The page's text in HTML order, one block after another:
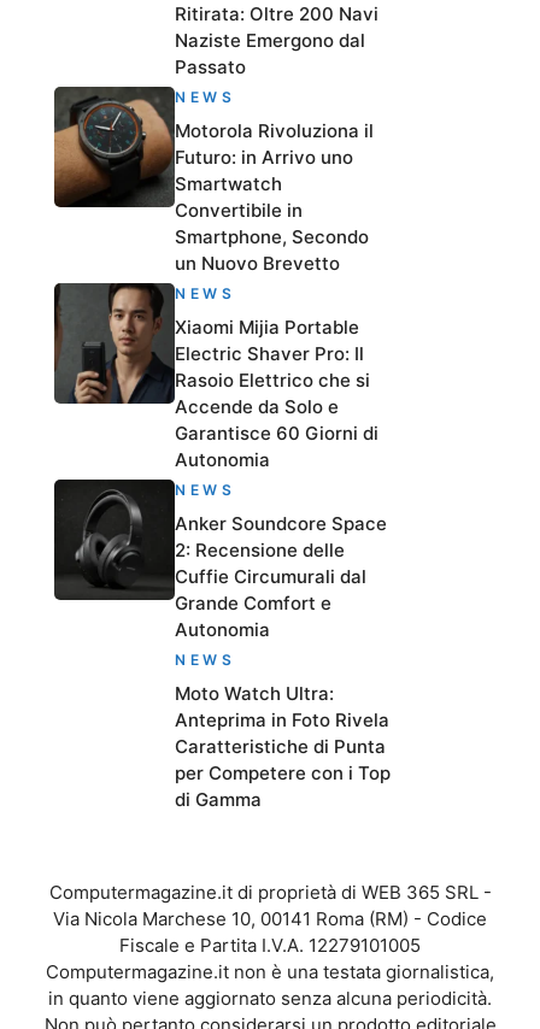
Ritirata: Oltre 200 Navi
Naziste Emergono dal
Passato
NEWS
Motorola Rivoluziona il
Futuro: in Arrivo uno
Smartwatch
Convertibile in
Smartphone, Secondo
un Nuovo Brevetto
NEWS
Xiaomi Mijia Portable
Electric Shaver Pro: Il
Rasoio Elettrico che si
Accende da Solo e
Garantisce 60 Giorni di
Autonomia
NEWS
Anker Soundcore Space
2: Recensione delle
Cuffie Circumurali dal
Grande Comfort e
Autonomia
NEWS
Moto Watch Ultra:
Anteprima in Foto Rivela
Caratteristiche di Punta
per Competere con i Top
di Gamma
Computermagazine.it di proprietà di WEB 365 SRL -
Via Nicola Marchese 10, 00141 Roma (RM) - Codice
Fiscale e Partita I.V.A. 12279101005
Computermagazine.it non è una testata giornalistica,
in quanto viene aggiornato senza alcuna periodicità.
Non può pertanto considerarsi un prodotto editoriale